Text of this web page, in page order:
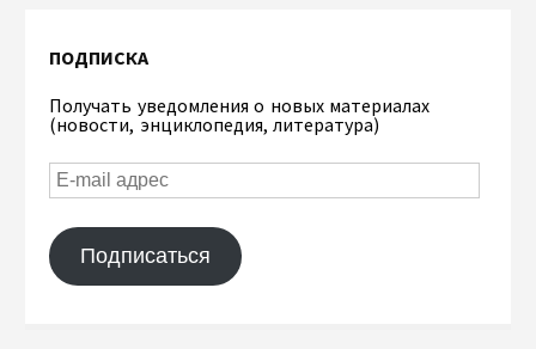
ПОДПИСКА
Получать уведомления о новых материалах
(новости, энциклопедия, литература)
Подписаться